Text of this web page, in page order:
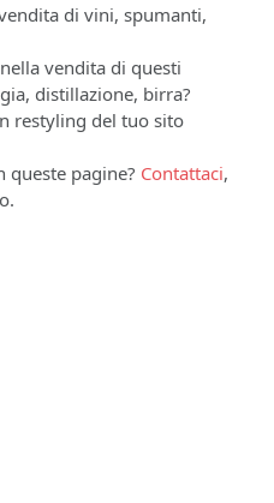
di vini, spumanti,
vendita di questi
distillazione, birra?
restyling del tuo sito
queste pagine? Contattaci,